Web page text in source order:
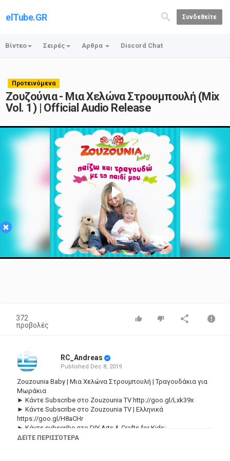
elTube.GR Συνδεθείτε
Βίντεο Σειρές Αρθρα Discord Chat
Προτεινόμενα
Ζουζούνια - Μια Χελώνα Στρουμπουλή (Mix
Vol. 1) | Official Audio Release
×
Play
Video
372
προβολές
RC_Andreas
Published Dec 8, 2019
Zouzounia Baby | Μια Χελώνα Στρουμπουλή | Τραγουδάκια για
Μωράκια
► Κάντε Subscribe στο Zouzounia TV http://goo.gl/Lxk39x
► Κάντε Subscribe στο Zouzounia TV | Ελληνικά
https://goo.gl/H8aCHr
► Κάντε subscribe στο DIY Arts & Crafts for Kids:
https://goo.gl/ozURVq
ΔΕΊΤΕ ΠΕΡΙΣΣΌΤΕΡΑ